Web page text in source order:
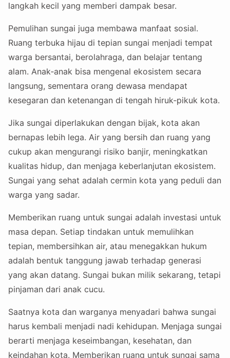
langkah kecil yang memberi dampak besar.
Pemulihan sungai juga membawa manfaat sosial.
Ruang terbuka hijau di tepian sungai menjadi tempat
warga bersantai, berolahraga, dan belajar tentang
alam. Anak‑anak bisa mengenal ekosistem secara
langsung, sementara orang dewasa mendapat
kesegaran dan ketenangan di tengah hiruk‑pikuk kota.
Jika sungai diperlakukan dengan bijak, kota akan
bernapas lebih lega. Air yang bersih dan ruang yang
cukup akan mengurangi risiko banjir, meningkatkan
kualitas hidup, dan menjaga keberlanjutan ekosistem.
Sungai yang sehat adalah cermin kota yang peduli dan
warga yang sadar.
Memberikan ruang untuk sungai adalah investasi untuk
masa depan. Setiap tindakan untuk memulihkan
tepian, membersihkan air, atau menegakkan hukum
adalah bentuk tanggung jawab terhadap generasi
yang akan datang. Sungai bukan milik sekarang, tetapi
pinjaman dari anak cucu.
Saatnya kota dan warganya menyadari bahwa sungai
harus kembali menjadi nadi kehidupan. Menjaga sungai
berarti menjaga keseimbangan, kesehatan, dan
keindahan kota. Memberikan ruang untuk sungai sama